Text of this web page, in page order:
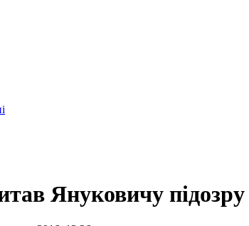
Януковичу підозру